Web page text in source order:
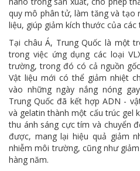
quy mô phân tử, làm tăng và tạo
liệu, giúp giảm kích thước của các
Tại châu Á, Trung Quốc là một
trong việc ứng dụng các loại
trường, trong đó có cả nguồn
Vật liệu mới có thể giảm nhiệt
vào những ngày nắng nóng
Trung Quốc đã kết hợp ADN -
và gelatin thành một cấu trúc gel
thu ánh sáng cực tím và chuyển
được, mang lại hiệu quả giảm
nhiễm môi trường, cũng như
hàng năm.